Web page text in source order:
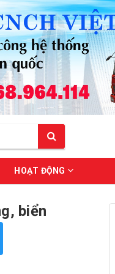
HOẠT ĐỘNG
biển